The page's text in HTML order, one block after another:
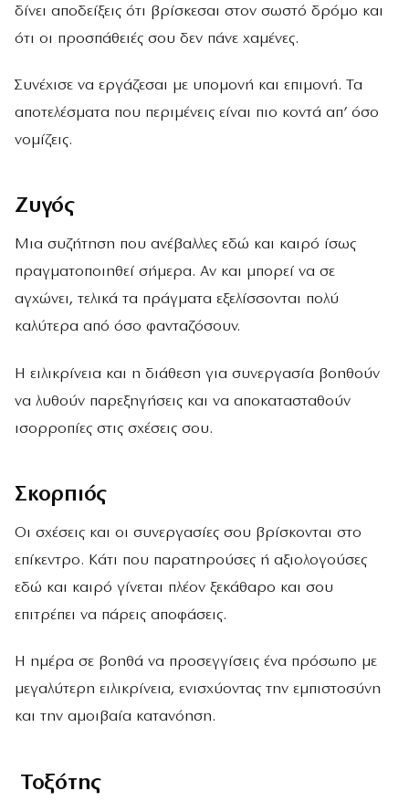
δίνει αποδείξεις ότι βρίσκεσαι στον σωστό δρόμο και
ότι οι προσπάθειές σου δεν πάνε χαμένες.
Συνέχισε να εργάζεσαι με υπομονή και επιμονή. Τα
αποτελέσματα που περιμένεις είναι πιο κοντά απ’ όσο
νομίζεις.
Ζυγός
Μια συζήτηση που ανέβαλλες εδώ και καιρό ίσως
πραγματοποιηθεί σήμερα. Αν και μπορεί να σε
αγχώνει, τελικά τα πράγματα εξελίσσονται πολύ
καλύτερα από όσο φανταζόσουν.
Η ειλικρίνεια και η διάθεση για συνεργασία βοηθούν
να λυθούν παρεξηγήσεις και να αποκατασταθούν
ισορροπίες στις σχέσεις σου.
Σκορπιός
Οι σχέσεις και οι συνεργασίες σου βρίσκονται στο
επίκεντρο. Κάτι που παρατηρούσες ή αξιολογούσες
εδώ και καιρό γίνεται πλέον ξεκάθαρο και σου
επιτρέπει να πάρεις αποφάσεις.
Η ημέρα σε βοηθά να προσεγγίσεις ένα πρόσωπο με
μεγαλύτερη ειλικρίνεια, ενισχύοντας την εμπιστοσύνη
και την αμοιβαία κατανόηση.
Τοξότης